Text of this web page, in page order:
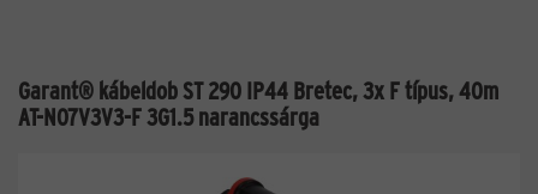
Garant® kábeldob ST 290 IP44 Bretec, 3x F típus, 40m
AT-N07V3V3-F 3G1.5 narancssárga